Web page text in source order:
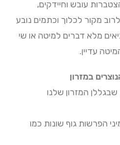
עובש וחיידקים,
מקור לכלוך וכתמים נובע
מלא דברים למיטה או שי
עדיין.
במזרון
שבגללן המזרון שלנו
הפרשות גוף שונות כמו